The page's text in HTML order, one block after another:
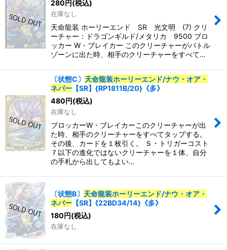
280円(税込)
在庫なし
天命龍装 ホーリーエンド SR 光文明 (7) クリ
ーチャー：ドラゴンギルド/メタリカ 9500 ブロ
ッカー W・ブレイカー このクリーチャーがバトル
ゾーンに出た時、相手のクリーチャーをすべて…
〔状態C〕 天命龍装ホーリーエンド/ナウ・オア・
ネバー 【SR】{RP1811B/20}《多》
480円(税込)
在庫なし
ブロッカーW・ブレイカーこのクリーチャーが出
た時、相手のクリーチャーをすべてタップする。
その後、カードを１枚引く。 Ｓ・トリガーコスト
７以下の進化ではないクリーチャーを１体、自分
の手札から出してもよい…
〔状態B〕 天命龍装ホーリーエンド/ナウ・オア・
ネバー 【SR】{22BD34/14}《多》
180円(税込)
在庫なし